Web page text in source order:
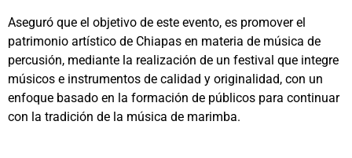
Aseguró que el objetivo de este evento, es promover el
patrimonio artístico de Chiapas en materia de música de
percusión, mediante la realización de un festival que integre
músicos e instrumentos de calidad y originalidad, con un
enfoque basado en la formación de públicos para continuar
con la tradición de la música de marimba.